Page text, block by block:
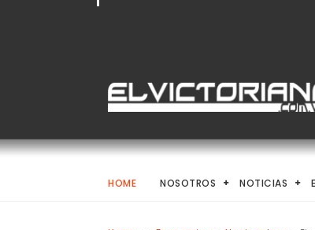
HOME NOSOTROS NOTICIAS